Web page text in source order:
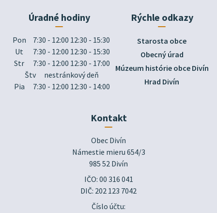
Úradné hodiny
Pon
7:30 - 12:00 12:30 - 15:30
Ut
7:30 - 12:00 12:30 - 15:30
Str
7:30 - 12:00 12:30 - 17:00
Štv
nestránkový deň
Pia
7:30 - 12:00 12:30 - 14:00
Rýchle odkazy
Starosta obce
Obecný úrad
Múzeum histórie obce Divín
Hrad Divín
Kontakt
Obec Divín
Námestie mieru 654/3
985 52 Divín
IČO: 00 316 041
DIČ: 202 123 7042
Číslo účtu: